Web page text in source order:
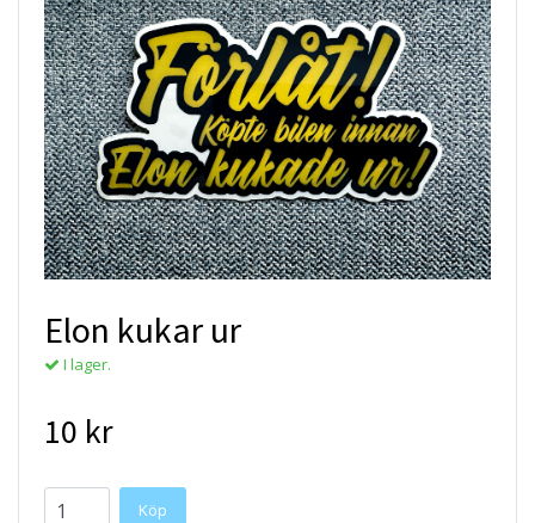
Elon kukar ur
I lager.
10 kr
Köp